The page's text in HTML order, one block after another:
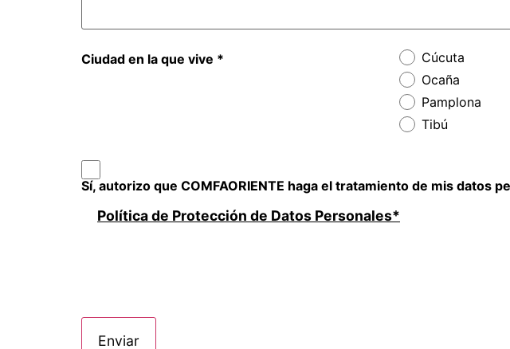
Ciudad en la que vive *
Cúcuta
Ocaña
Pamplona
Tibú
Sí, autorizo que COMFAORIENTE haga el tratamiento de mis datos
Política de Protección de Datos Personales*